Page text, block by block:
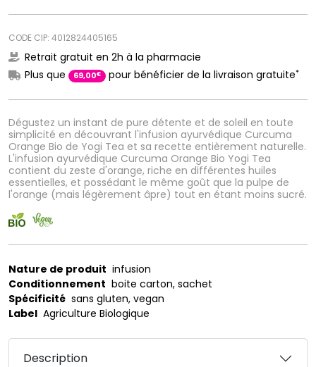
Dégustez un instant de pure détente et de soleil en toute
simplicité en découvrant l'infusion ayurvédique Curcuma
Orange Bio de Yogi Tea et sa recette entièrement naturelle.
L'infusion ayurvédique Curcuma Orange Bio Yogi Tea
contient du zeste d'orange, riche en différentes huiles
essentielles, et possédant le même goût que la pulpe de
l'orange (mais légèrement âpre) tout en étant moins sucré.
CODE CIP: 4012824405165
Retrait gratuit en 2h à la pharmacie
Plus que
69,00€ pour bénéficier de la livraison gratuite*
Nature de produit infusion
Conditionnement boite carton, sachet
Spécificité sans gluten, vegan
Label Agriculture Biologique
Description